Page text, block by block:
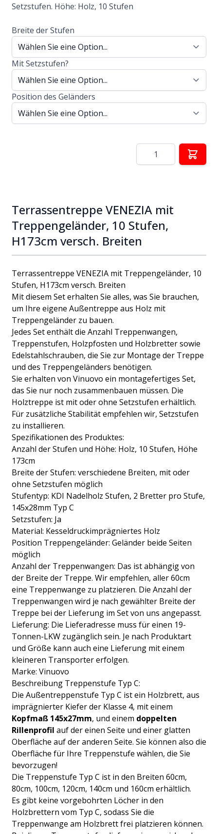
Setzstufen. Höhe: Holz, 10 Stufen
Breite der Stufen
Mit Setzstufen?
Position des Geländers
Menge
Terrassentreppe VENEZIA mit
Treppengeländer, 10 Stufen,
H173cm versch. Breiten
Terrassentreppe VENEZIA mit Treppengeländer, 10
Stufen, H173cm versch. Breiten
Mit diesem Set erhalten Sie alles, was Sie brauchen,
um Ihre eigene Außentreppe aus Holz mit
Treppengeländer zu bauen.
Jedes Set enthält die Anzahl Treppenwangen,
Treppenstufen, Holzpfosten und Holzbretter sowie
Edelstahlschrauben, die Sie zur Montage der Treppe
und des Treppengeländers benötigen.
Sie erhalten von Vinuovo ein montagefertiges Set,
das Sie nur noch zusammenbauen müssen. Die
Holztreppe ist mit oder ohne Setzstufen erhältlich.
Für zusätzliche Stabilität empfehlen wir, Setzstufen
zu installieren.
Spezifikationen des Produktes:
Anzahl der Stufen und Höhe: Holz, 10 Stufen, Höhe
173cm
Breite der Stufen: verschiedene Breiten, mit oder
ohne Setzstufen möglich
Stufentyp: KDI Nadelholz Stufen, 2 Bretter pro Stufe,
145x28mm Typ C
Setzstufen: Ja
Material: Kesseldruckimprägniertes Holz
Position Treppengeländer: Geländer beide Seiten
möglich
Anzahl der Treppenwangen: Das ist abhängig von
der Breite der Treppe. Wir empfehlen, aller 60cm
eine Treppenwange zu platzieren. Die Anzahl der
Treppenwangen wird je nach gewählter Breite der
Treppe bei der Lieferung im Set von uns angepasst.
Lieferung: Die Lieferadresse muss für einen 19-
Tonnen-LKW zugänglich sein. Je nach Produktart
und Größe kann auch eine Lieferung mit einem
kleineren Transporter erfolgen.
Marke: Vinuovo
Beschreibung Treppenstufe Typ C:
Die Außentreppenstufe Typ C ist ein Holzbrett, aus
imprägnierter Kiefer der Klasse 4, mit einem
Kopfmaß 145x27mm, und einem doppelten
Rillenprofil auf der einen Seite und einer glatten
Oberfläche auf der anderen Seite. Sie können also die
Oberfläche für Ihre Treppenstufe wählen, die Sie
bevorzugen!
Die Treppenstufe Typ C ist in den Breiten 60cm,
80cm, 100cm, 120cm, 140cm und 160cm erhältlich.
Es gibt keine vorgebohrten Löcher in den
Holzbrettern vom Typ C, sodass Sie die
Treppenwange am Holzbrett frei platzieren können.